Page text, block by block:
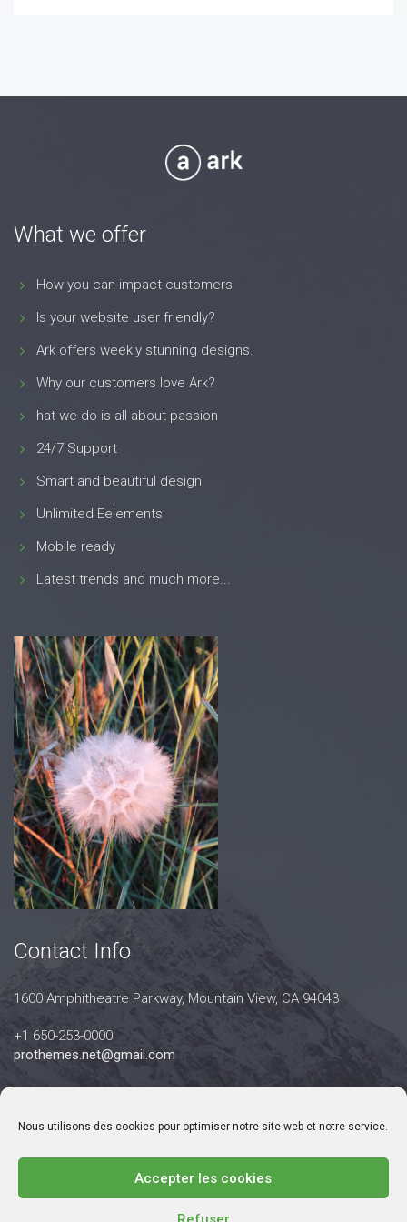
Nous utilisons des cookies pour optimiser notre site web et notre service.
Accepter les cookies
What we offer
How you can impact customers
Is your website user friendly?
Ark offers weekly stunning designs.
Why our customers love Ark?
hat we do is all about passion
24/7 Support
Smart and beautiful design
Unlimited Eelements
Mobile ready
Latest trends and much more...
Contact Info
1600 Amphitheatre Parkway, Mountain View, CA 94043
+1 650-253-0000
prothemes.net@gmail.com
Daily: 9:00 am - 6:00 pm
FRESHFACE© All Rights Reserved